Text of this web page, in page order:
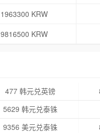
1963300 KRW
9816500 KRW
477 韩元兑英镑
5629 韩元兑泰铢
9356 美元兑泰铢